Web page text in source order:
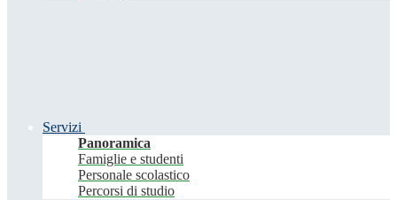
Servizi
Panoramica
Famiglie e studenti
Personale scolastico
Percorsi di studio